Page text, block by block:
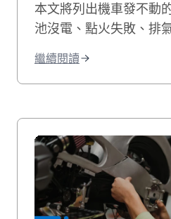
本文將列出機車發不動
池沒電、點火失敗、排
除的方法，讓您快速解
境！
繼續閱讀